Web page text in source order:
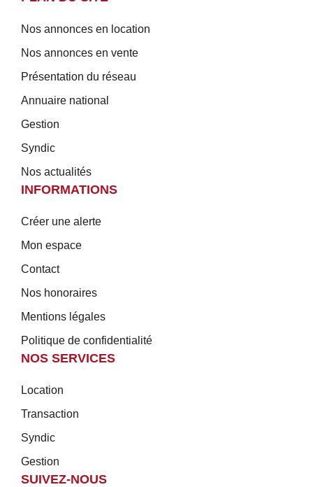
Nos annonces en location
Nos annonces en vente
Présentation du réseau
Annuaire national
Gestion
Syndic
Nos actualités
INFORMATIONS
Créer une alerte
Mon espace
Contact
Nos honoraires
Mentions légales
Politique de confidentialité
NOS SERVICES
Location
Transaction
Syndic
Gestion
SUIVEZ-NOUS